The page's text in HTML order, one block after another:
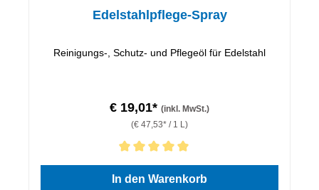
Edelstahlpflege-Spray
Reinigungs-, Schutz- und Pflegeöl für Edelstahl
€ 19,01* (inkl. MwSt.)
(€ 47,53* / 1 L)
Durchschnittliche Bewertung von 5 von 5 Sternen
In den Warenkorb